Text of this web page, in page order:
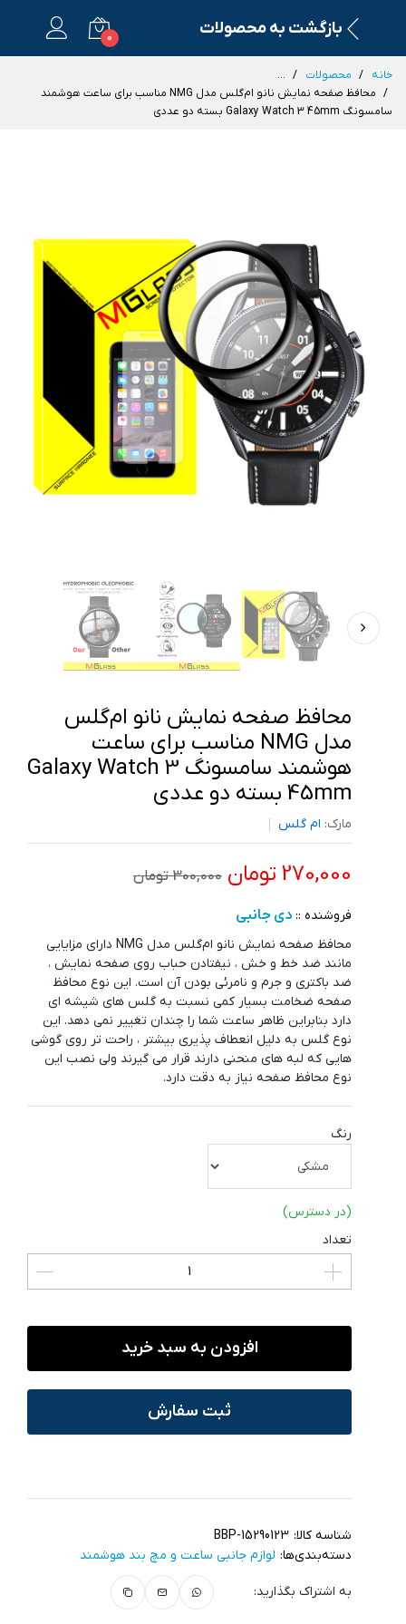
بازگشت به محصولات 0
خانه محصولات
...
محافظ صفحه نمایش نانو ام‌گلس مدل NMG مناسب برای ساعت هوشمند
سامسونگ Galaxy Watch 3 45mm بسته دو عددی
محافظ صفحه نمایش نانو ام‌گلس
مدل NMG مناسب برای ساعت
هوشمند سامسونگ Galaxy Watch 3
45mm بسته دو عددی
مارک: ام گلس
270,000 تومان 300,000 تومان
فروشنده :: دی جانبی
محافظ صفحه نمایش نانو ام‌گلس مدل NMG دارای مزایایی
مانند ضد خط و خش ، نیفتادن حباب روی صفحه نمایش ،
ضد باکتری و جرم و نامرئی بودن آن است. این نوع محافظ
صفحه ضخامت بسیار کمی نسبت به گلس های شیشه ای
دارد بنابراین ظاهر ساعت شما را چندان تغییر نمی دهد. این
نوع گلس به دلیل انعطاف پذیری بیشتر ، راحت تر روی گوشی
هایی که لبه های منحنی دارند قرار می گیرند ولی نصب این
نوع محافظ صفحه نیاز به دقت دارد.
رنگ
(در دسترس)
تعداد
افزودن به سبد خرید
ثبت سفارش
شناسه کالا: BBP-15290123
دسته‌بندی‌ها: لوازم جانبی ساعت و مچ بند هوشمند
به اشتراک بگذارید: